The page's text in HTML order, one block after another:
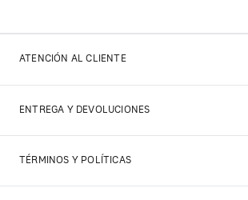
ATENCIÓN AL CLIENTE
ENTREGA Y DEVOLUCIONES
TÉRMINOS Y POLÍTICAS